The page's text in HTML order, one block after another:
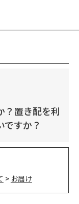
？置き配を利
すか？
> お届け